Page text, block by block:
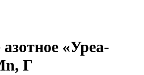
«Уреа-
Г